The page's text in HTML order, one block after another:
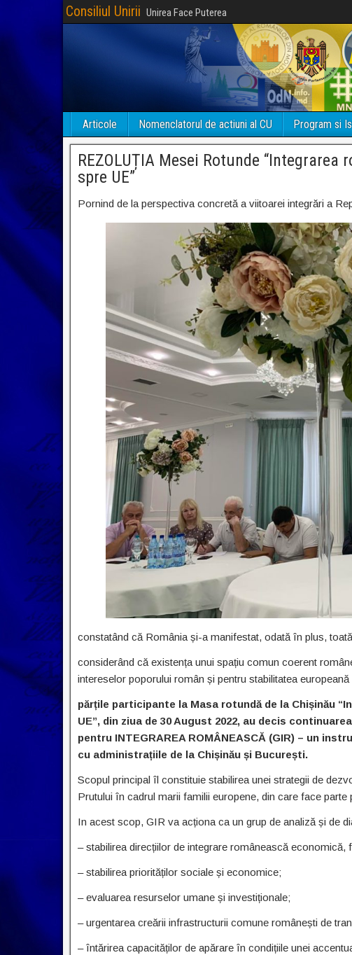
Consiliul Unirii Unirea Face Puterea
Articole Nomenclatorul de actiuni al CU Program si
REZOLUȚIA Mesei Rotunde
spre UE”
Pornind de la perspectiva concretă a viitoarei integrări a
constatând că România și-a manifestat, odată în plus,
considerând că existența unui spațiu comun coerent
intereselor poporului român și pentru stabilitatea
părțile participante la Masa rotundă de la Chișinău
UE”, din ziua de 30 August 2022, au decis
pentru INTEGRAREA ROMÂNEASCĂ (GIR) – un
cu administrațiile de la Chișinău și București.
Scopul principal îl constituie stabilirea unei strategii de
Prutului în cadrul marii familii europene, din care face parte
In acest scop, GIR va acționa ca un grup de analiză și de
– stabilirea direcțiilor de integrare românească economică,
– stabilirea priorităților sociale și economice;
– evaluarea resurselor umane și investiționale;
– urgentarea creării infrastructurii comune românești de
– întărirea capacităților de apărare în condițiile unei